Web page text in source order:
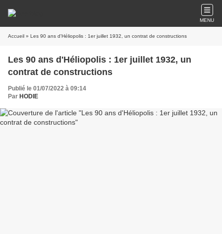
MENU
Accueil » Les 90 ans d'Héliopolis : 1er juillet 1932, un contrat de constructions
Les 90 ans d'Héliopolis : 1er juillet 1932, un
contrat de constructions
Publié le 01/07/2022 à 09:14
Par HODIE